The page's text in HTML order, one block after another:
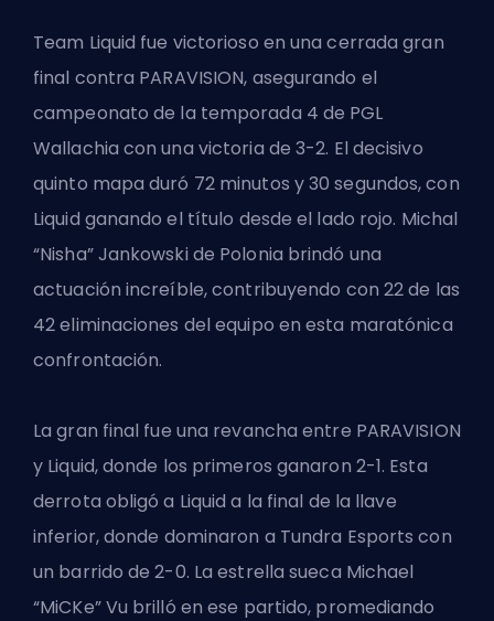
Team Liquid fue victorioso en una cerrada gran
final contra PARAVISION, asegurando el
campeonato de la temporada 4 de PGL
Wallachia con una victoria de 3-2. El decisivo
quinto mapa duró 72 minutos y 30 segundos, con
Liquid ganando el título desde el lado rojo. Michal
“Nisha” Jankowski de Polonia brindó una
actuación increíble, contribuyendo con 22 de las
42 eliminaciones del equipo en esta maratónica
confrontación.
La gran final fue una revancha entre PARAVISION
y Liquid, donde los primeros ganaron 2-1. Esta
derrota obligó a Liquid a la final de la llave
inferior, donde dominaron a Tundra Esports con
un barrido de 2-0. La estrella sueca Michael
“MiCKe” Vu brilló en ese partido, promediando